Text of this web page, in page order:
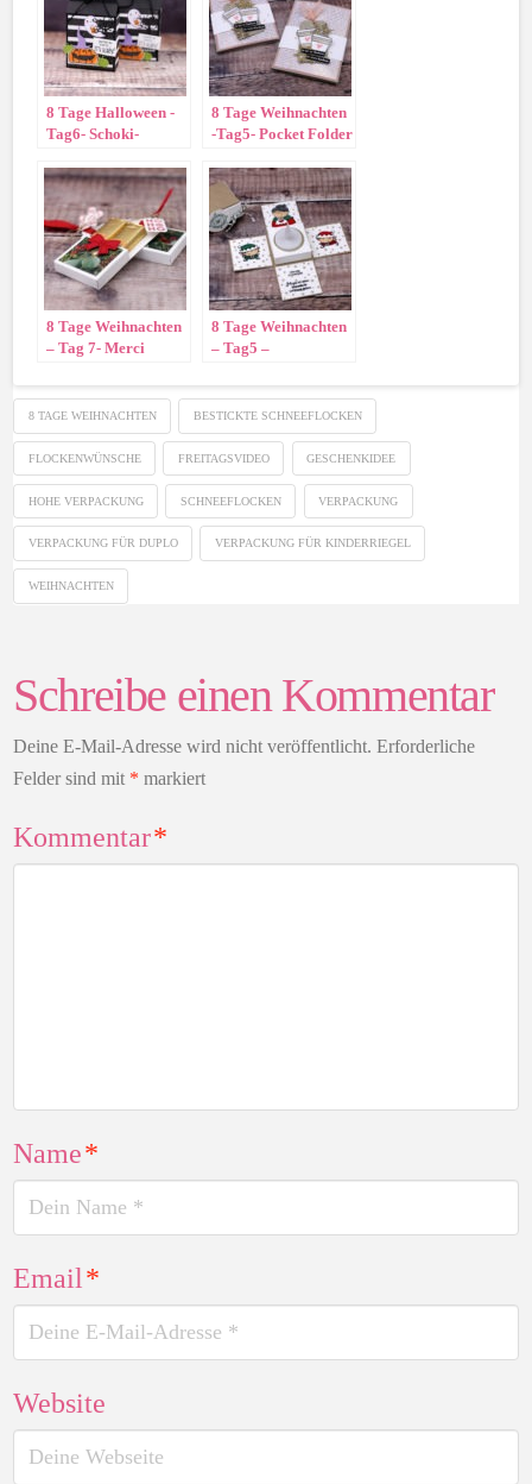
8 Tage Halloween -
Tag6- Schoki-
8 Tage Weihnachten
-Tag5- Pocket Folder
8 Tage Weihnachten
– Tag 7- Merci
8 Tage Weihnachten
– Tag5 –
Teelicht
8 TAGE WEIHNACHTEN BESTICKTE SCHNEEFLOCKEN
FLOCKENWÜNSCHE FREITAGSVIDEO GESCHENKIDEE
HOHE VERPACKUNG SCHNEEFLOCKEN VERPACKUNG
VERPACKUNG FÜR DUPLO VERPACKUNG FÜR KINDERRIEGEL
WEIHNACHTEN
Schreibe einen Kommentar
Deine E-Mail-Adresse wird nicht veröffentlicht. Erforderliche
Felder sind mit * markiert
Kommentar*
Name*
Email*
Website